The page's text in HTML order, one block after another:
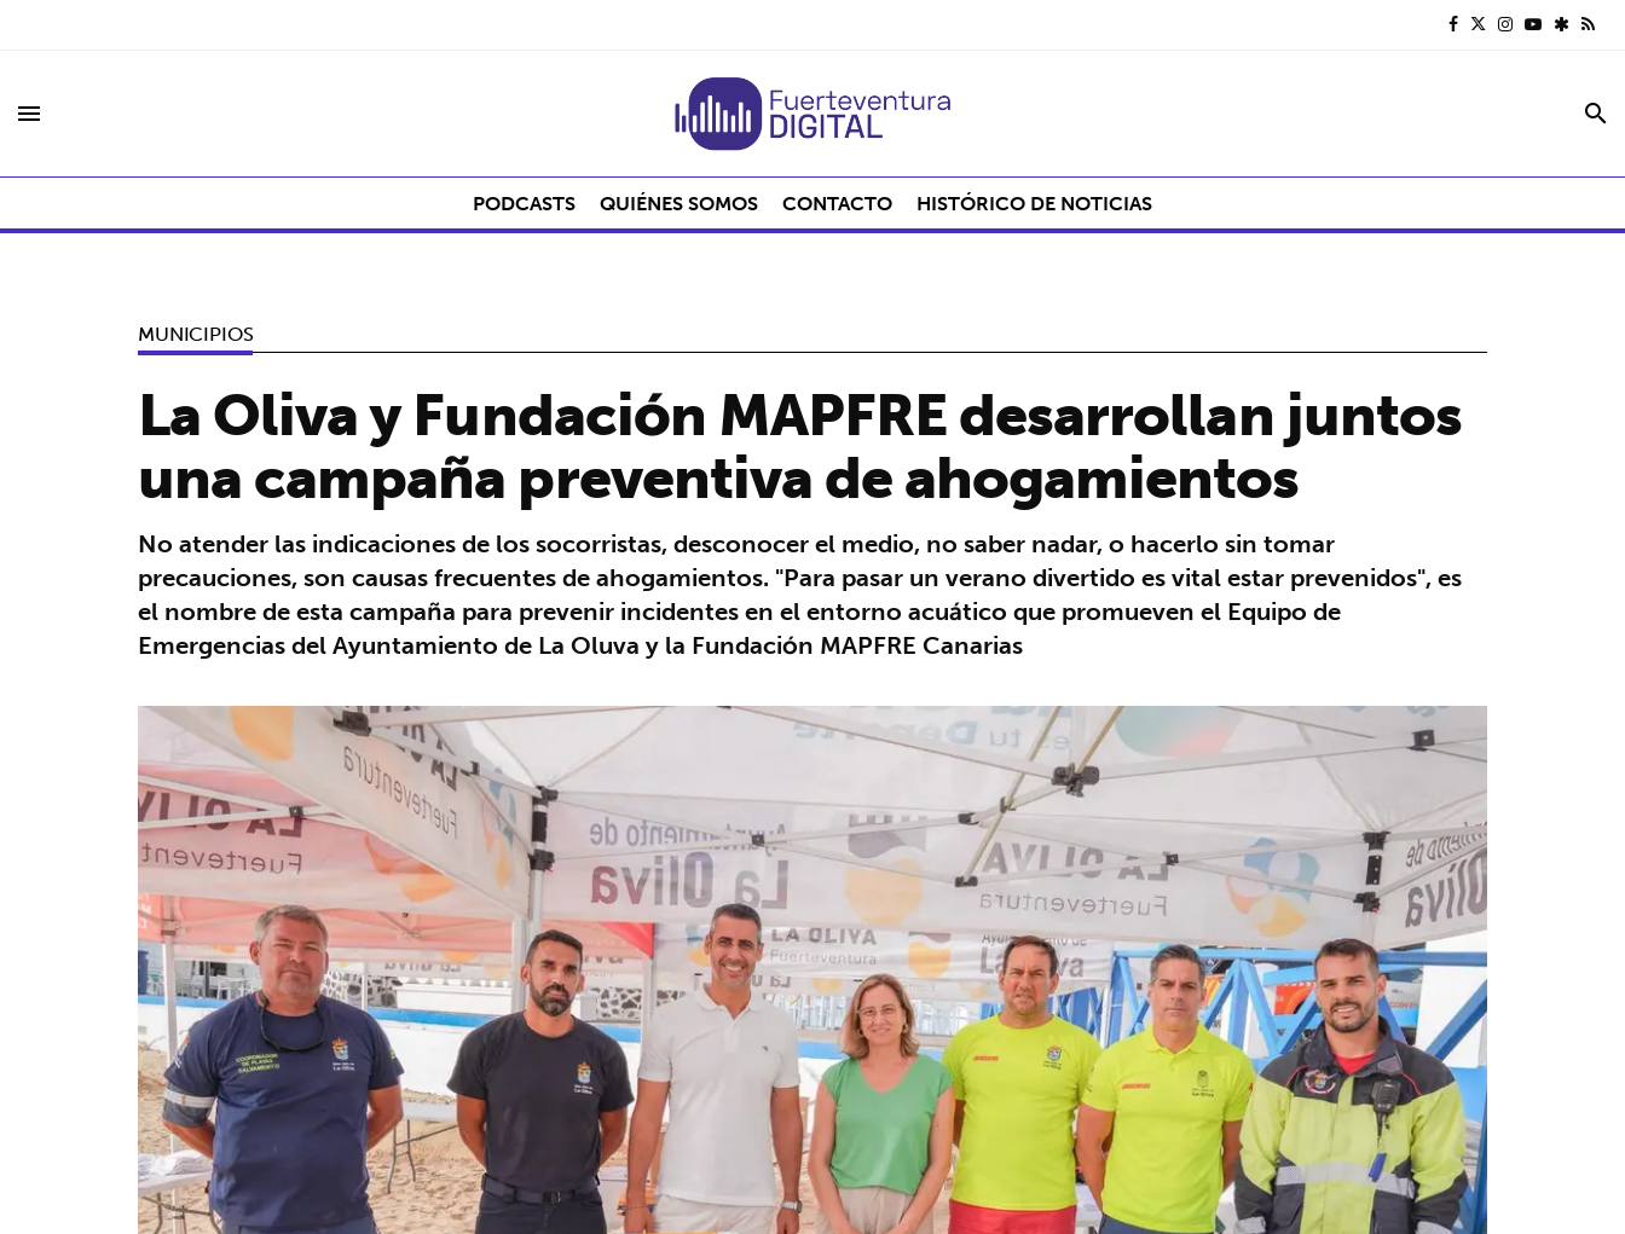
menu search
PODCASTS QUIÉNES SOMOS CONTACTO HISTÓRICO DE NOTICIAS
MUNICIPIOS
La Oliva y Fundación MAPFRE desarrollan juntos
una campaña preventiva de ahogamientos
No atender las indicaciones de los socorristas, desconocer el medio, no saber nadar, o hacerlo sin tomar
precauciones, son causas frecuentes de ahogamientos. "Para pasar un verano divertido es vital estar prevenidos", es
el nombre de esta campaña para prevenir incidentes en el entorno acuático que promueven el Equipo de
Emergencias del Ayuntamiento de La Oluva y la Fundación MAPFRE Canarias